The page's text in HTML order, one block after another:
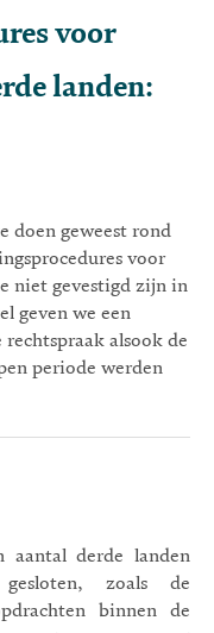
voor
landen:
doen geweest rond
voor
niet gevestigd zijn in
geven we een
alsook de
periode werden
aantal derde landen
gesloten, zoals de
binnen de